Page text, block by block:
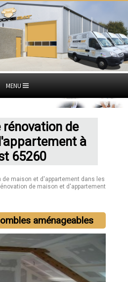
MENU
rénovation de
à
65260
de maison et d'appartement dans les
de maison et d'appartement
aménageables